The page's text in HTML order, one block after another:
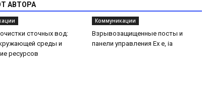
АВТОРА
сточных вод:
среды и
ресурсов
Коммуникации
Взрывозащищенные посты и
панели управления Ex e, ia